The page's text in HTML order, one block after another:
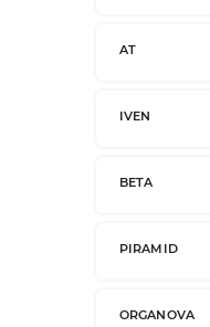
AT
IVEN
BETA
PIRAMID
ORGANOVA